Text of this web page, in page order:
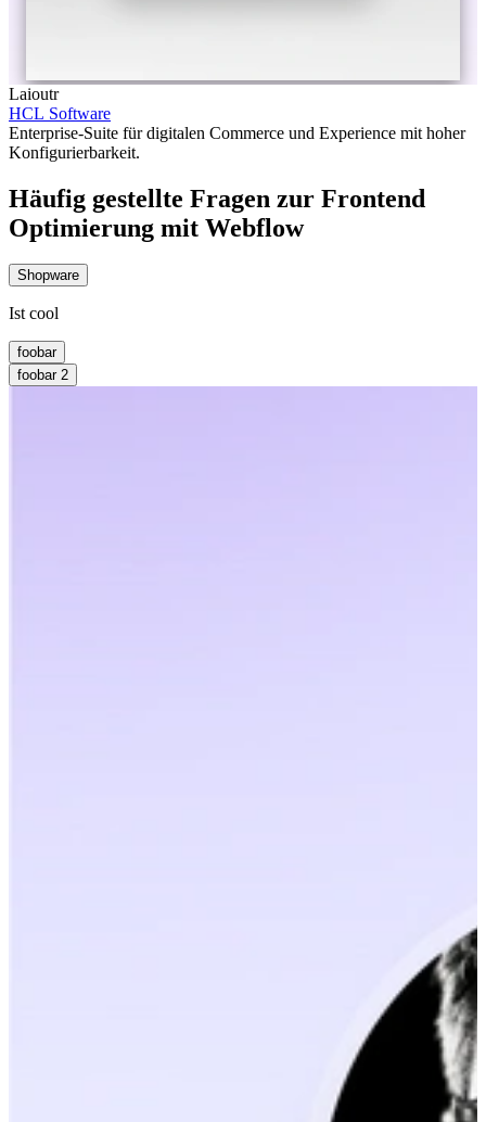
Laioutr
HCL Software
Enterprise-Suite für digitalen Commerce und Experience mit hoher
Konfigurierbarkeit.
Häufig gestellte Fragen zur Frontend
Optimierung mit Webflow
Shopware
Ist cool
foobar
foobar 2